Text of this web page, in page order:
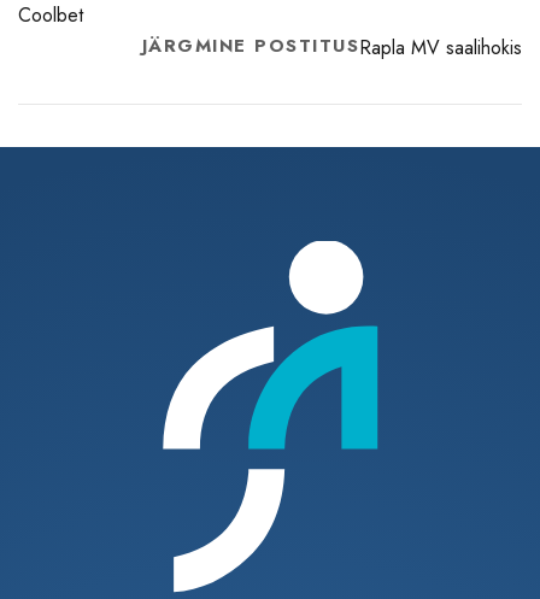
Coolbet
JÄRGMINE POSTITUSRapla MV saalihokis